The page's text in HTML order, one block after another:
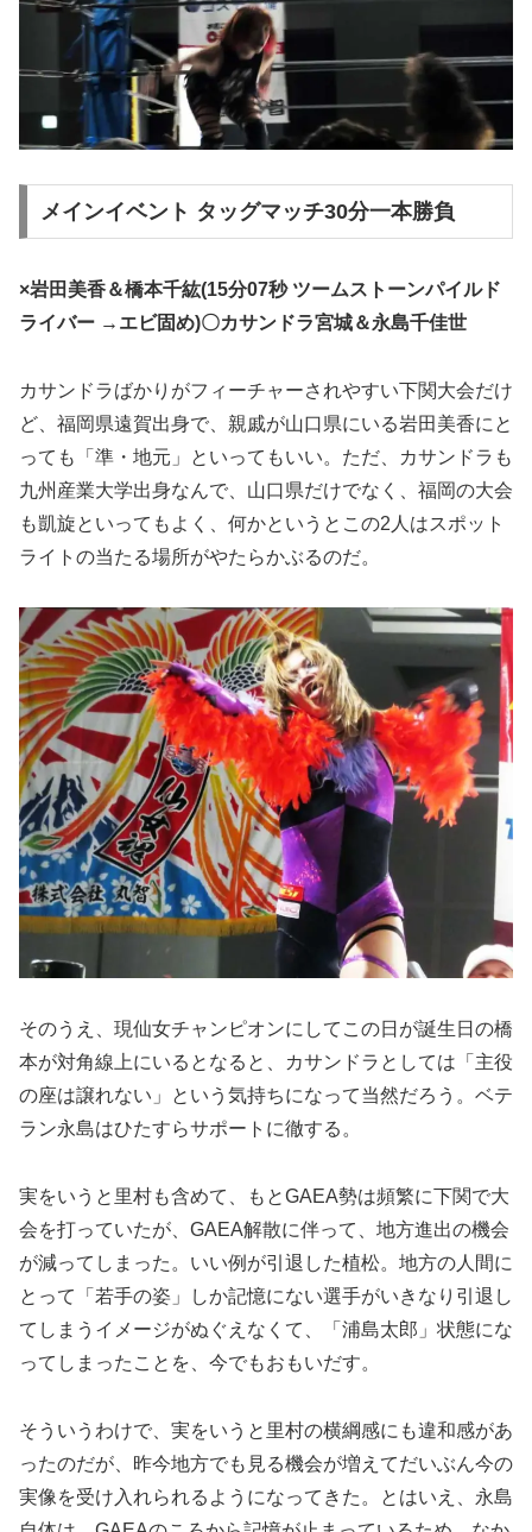
メインイベント タッグマッチ30分一本勝負
×岩田美香＆橋本千紘(15分07秒 ツームストーンパイルド
ライバー →エビ固め)〇カサンドラ宮城＆永島千佳世
カサンドラばかりがフィーチャーされやすい下関大会だけ
ど、福岡県遠賀出身で、親戚が山口県にいる岩田美香にと
っても「準・地元」といってもいい。ただ、カサンドラも
九州産業大学出身なんで、山口県だけでなく、福岡の大会
も凱旋といってもよく、何かというとこの2人はスポット
ライトの当たる場所がやたらかぶるのだ。
そのうえ、現仙女チャンピオンにしてこの日が誕生日の橋
本が対角線上にいるとなると、カサンドラとしては「主役
の座は譲れない」という気持ちになって当然だろう。ベテ
ラン永島はひたすらサポートに徹する。
実をいうと里村も含めて、もとGAEA勢は頻繁に下関で大
会を打っていたが、GAEA解散に伴って、地方進出の機会
が減ってしまった。いい例が引退した植松。地方の人間に
とって「若手の姿」しか記憶にない選手がいきなり引退し
てしまうイメージがぬぐえなくて、「浦島太郎」状態にな
ってしまったことを、今でもおもいだす。
そういうわけで、実をいうと里村の横綱感にも違和感があ
ったのだが、昨今地方でも見る機会が増えてだいぶん今の
実像を受け入れられるようになってきた。とはいえ、永島